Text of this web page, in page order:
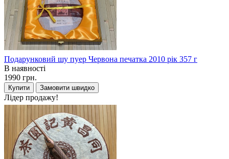
Подарунковий шу пуер Червона печатка 2010 рік 357 г
В наявності
1990 грн.
Купити Замовити швидко
Лідер продажу!